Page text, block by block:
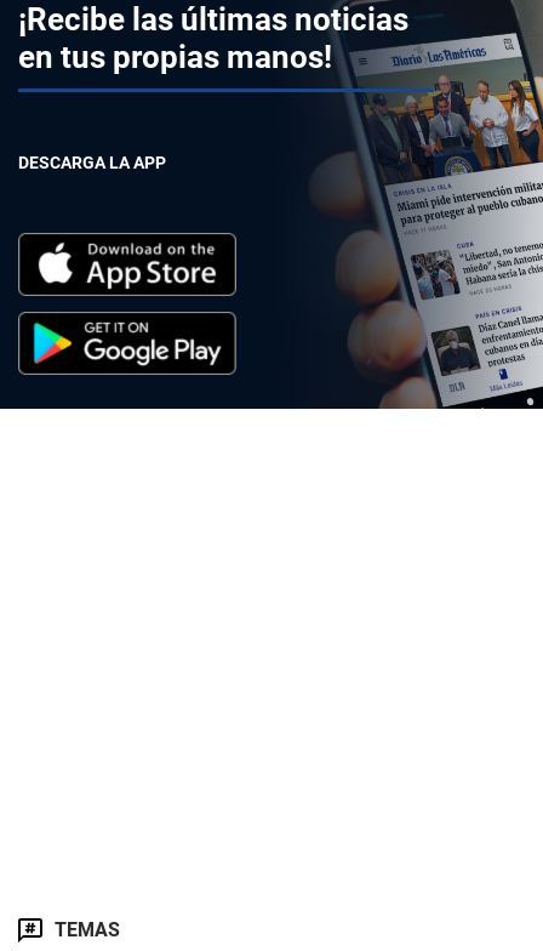
¡Recibe las últimas noticias
en tus propias manos!
DESCARGA LA APP
TEMAS